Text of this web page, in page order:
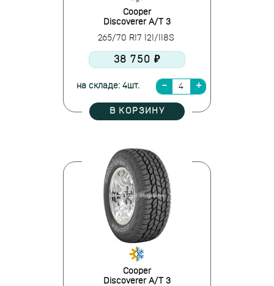
Cooper
Discoverer A/T 3
265/70 R17 121/118S
38 750 ₽
на складе: 4шт.
В КОРЗИНУ
Cooper
Discoverer A/T 3